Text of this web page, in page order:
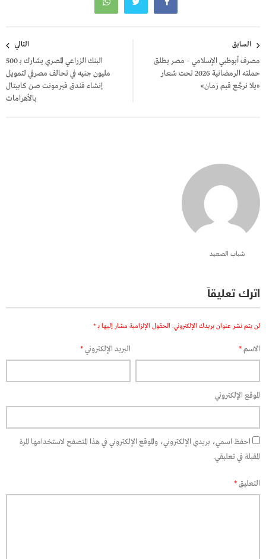
المقالات
السابق
مصرف أبوظبي الإسلامي – مصر يطلق
حملته الرمضانية 2026 تحت شعار
«يلا نرجَّع قيم زمان»
التالي
البنك الزراعي المصري يشارك بـ 500
مليون جنيه في تحالف مصرفي لتمويل
إنشاء فندق فيرمونت صن كابيتال
بالأهرامات
شباب الصعيد
اترك تعليقاً
لن يتم نشر عنوان بريدك الإلكتروني. الحقول الإلزامية مشار إليها بـ *
الاسم* البريد الإلكتروني*
الموقع الإلكتروني
احفظ اسمي، بريدي الإلكتروني، والموقع الإلكتروني في هذا المتصفح لاستخدامها المرة
المقبلة في تعليقي.
التعليق*